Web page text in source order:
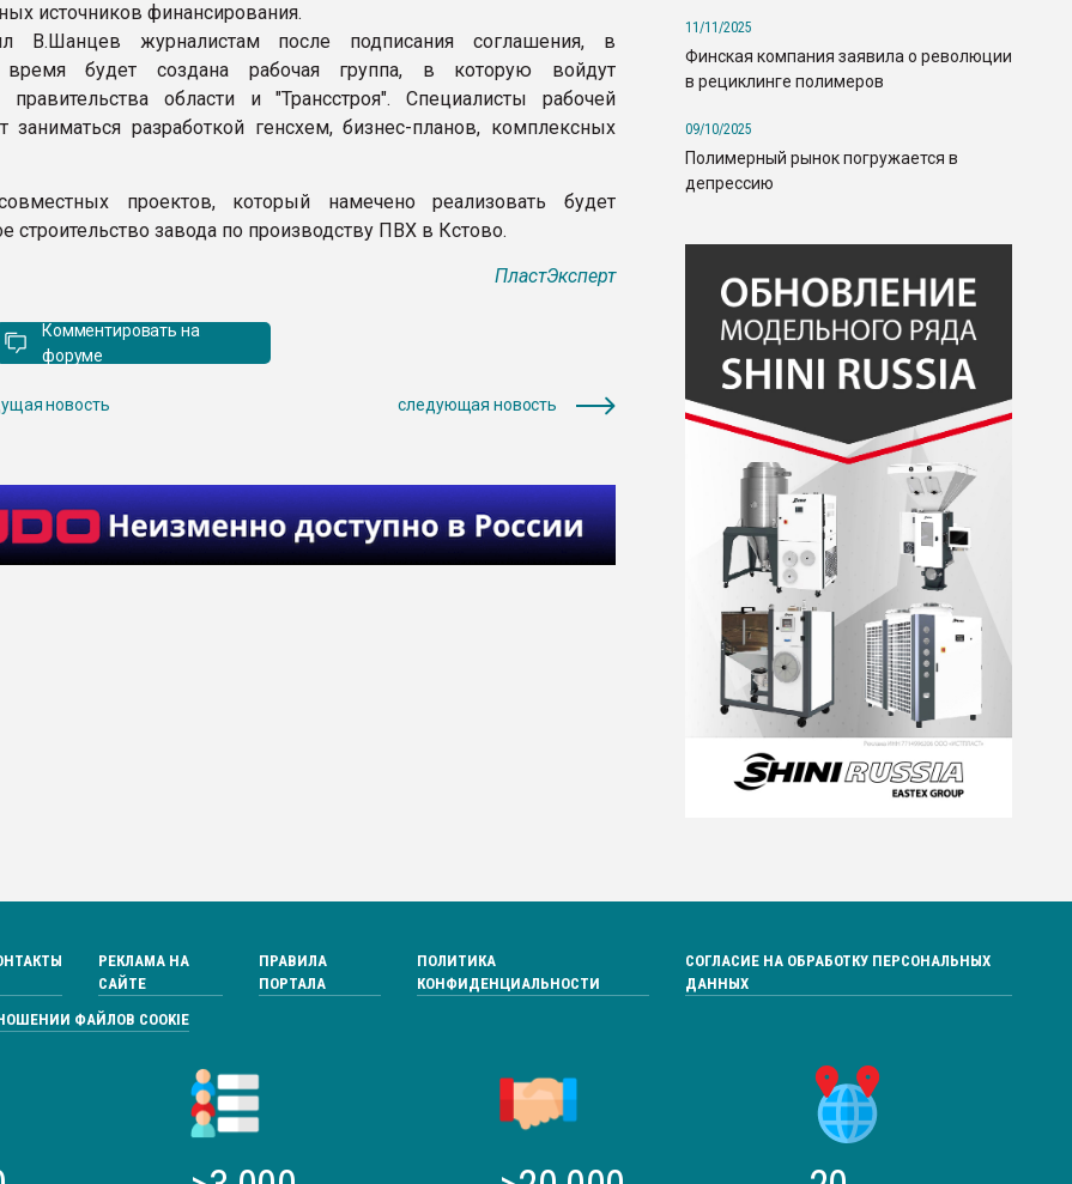
источников финансирования.
В.Шанцев журналистам после подписания соглашения, в
будет создана рабочая группа, в которую войдут
правительства области и "Трансстроя". Специалисты рабочей
заниматься разработкой генсхем, бизнес-планов, комплексных
проектов, который намечено реализовать будет
строительство завода по производству ПВХ в Кстово.
ПластЭксперт
Комментировать на
форуме
новость следующая новость
11/11/2025
Финская компания заявила о революции
в рециклинге полимеров
09/10/2025
Полимерный рынок погружается в
депрессию
РЕКЛАМА НА
САЙТЕ
ПРАВИЛА
ПОРТАЛА
ПОЛИТИКА
КОНФИДЕНЦИАЛЬНОСТИ
СОГЛАСИЕ НА ОБРАБОТКУ ПЕРСОНАЛЬНЫХ
ДАННЫХ
ФАЙЛОВ COOKIE